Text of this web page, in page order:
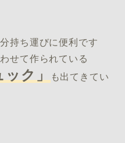
持ち運びに便利です
せて作られている
ク」
も出てきてい